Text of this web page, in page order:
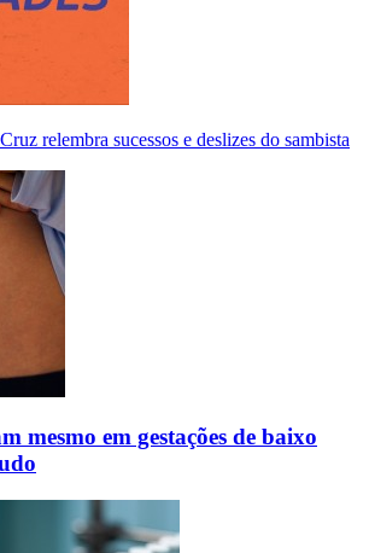
relembra sucessos e deslizes do sambista
mesmo em gestações de baixo